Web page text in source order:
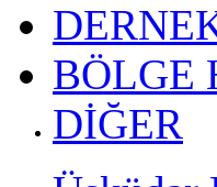
BÖLGE
DİĞER